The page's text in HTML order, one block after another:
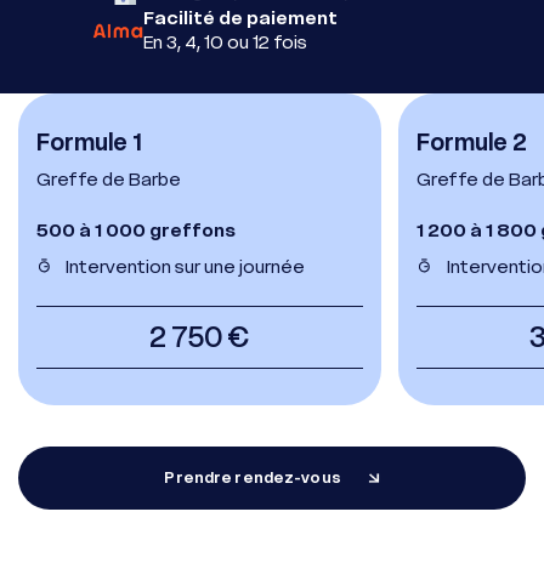
Facilité de paiement
En 3, 4, 10 ou 12 fois
Formule 1
Greffe de Barbe
500 à 1 000 greffons
Intervention sur une journée
2 750 €
Formule 2
Greffe de
1 200 à 1
Prendre rendez-vous